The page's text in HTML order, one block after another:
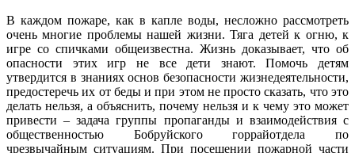
В каждом пожаре, как в капле воды, несложно рассмотреть
очень многие проблемы нашей жизни. Тяга детей к огню, к
игре со спичками общеизвестна. Жизнь доказывает, что об
опасности этих игр не все дети знают. Помочь детям
утвердится в знаниях основ безопасности жизнедеятельности,
предостеречь их от беды и при этом не просто сказать, что это
делать нельзя, а объяснить, почему нельзя и к чему это может
привести – задача группы пропаганды и взаимодействия с
общественностью Бобруйского горрайотдела по
чрезвычайным ситуациям. При посещении пожарной части